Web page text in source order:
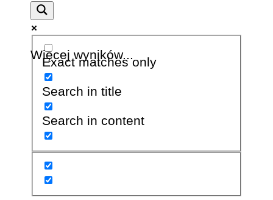
Więcej wyników...
Exact matches only
Search in title
Search in content